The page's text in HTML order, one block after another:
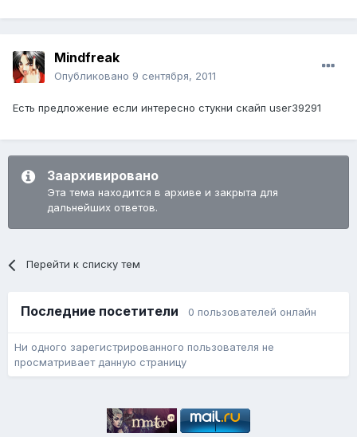
Mindfreak
Опубликовано 9 сентября, 2011
Есть предложение если интересно стукни скайп user39291
Заархивировано
Эта тема находится в архиве и закрыта для
дальнейших ответов.
Перейти к списку тем
Последние посетители 0 пользователей онлайн
Ни одного зарегистрированного пользователя не
просматривает данную страницу